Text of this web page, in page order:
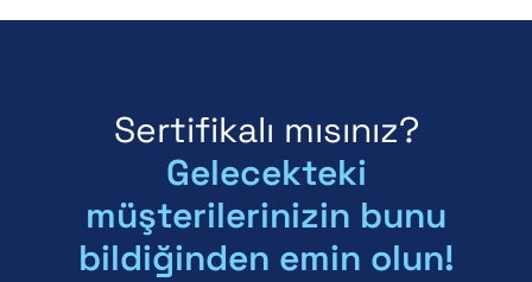
Sertifikalı mısınız?
Gelecekteki
müşterilerinizin bunu
bildiğinden emin olun!